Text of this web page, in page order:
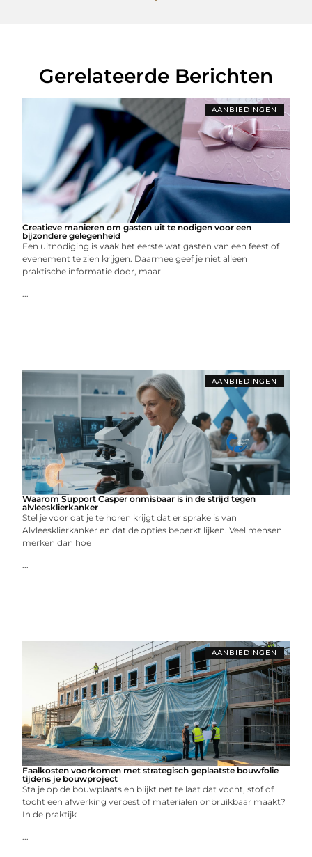
Gerelateerde Berichten
AANBIEDINGEN
Creatieve manieren om gasten uit te nodigen voor een
bijzondere gelegenheid
Een uitnodiging is vaak het eerste wat gasten van een feest of
evenement te zien krijgen. Daarmee geef je niet alleen
praktische informatie door, maar
...
AANBIEDINGEN
Waarom Support Casper onmisbaar is in de strijd tegen
alvleesklierkanker
Stel je voor dat je te horen krijgt dat er sprake is van
Alvleesklierkanker en dat de opties beperkt lijken. Veel mensen
merken dan hoe
...
AANBIEDINGEN
Faalkosten voorkomen met strategisch geplaatste bouwfolie
tijdens je bouwproject
Sta je op de bouwplaats en blijkt net te laat dat vocht, stof of
tocht een afwerking verpest of materialen onbruikbaar maakt?
In de praktijk
...